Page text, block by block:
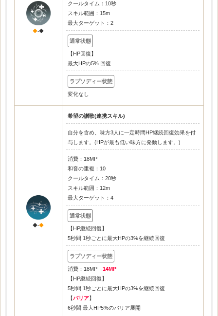
◆-◆
クールタイム：10秒
スキル範囲：15m
最大ターゲット：2
【HP回復】
最大HPの5% 回復
変化なし
◆-◆
希望の讃歌(連携スキル)
自分を含め、味方3人に一定時間HP継続回復効果を付
与します。(HPが最も低い味方に発動します。)
消費：18MP
和音の重複：10
クールタイム：20秒
スキル範囲：12m
最大ターゲット：4
【HP継続回復】
5秒間 1秒ごとに最大HPの3%を継続回復
消費：18MP→14MP
【HP継続回復】
5秒間 1秒ごとに最大HPの3%を継続回復
【バリア】
6秒間 最大HP5%のバリア展開